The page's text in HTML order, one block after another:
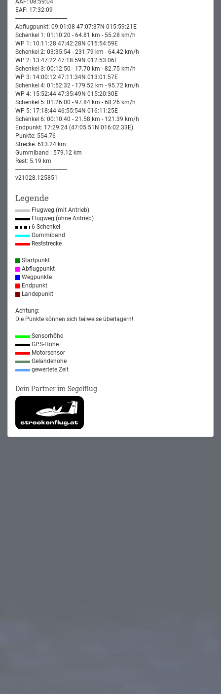
AAF: 08:59:04
EAF: 17:32:09
-----------------------------------
Abflugpunkt: 09:01:08 47:07:37N 015:59:21E
Schenkel 1: 01:10:20 - 64.81 km - 55.28 km/h
WP 1: 10:11:28 47:42:28N 015:54:59E
Schenkel 2: 03:35:54 - 231.79 km - 64.42 km/h
WP 2: 13:47:22 47:18:59N 012:53:06E
Schenkel 3: 00:12:50 - 17.70 km - 82.75 km/h
WP 3: 14:00:12 47:11:34N 013:01:57E
Schenkel 4: 01:52:32 - 179.52 km - 95.72 km/h
WP 4: 15:52:44 47:35:49N 015:20:30E
Schenkel 5: 01:26:00 - 97.84 km - 68.26 km/h
WP 5: 17:18:44 46:55:54N 016:11:25E
Schenkel 6: 00:10:40 - 21.58 km - 121.39 km/h
Endpunkt: 17:29:24 (47:05:51N 016:02:33E)
Punkte: 554.76
Strecke: 613.24 km
Gummiband : 579.12 km
Rest: 5.19 km
-----------------------------------
v21028.125851
Legende
Flugweg (mit Antrieb)
Flugweg (ohne Antrieb)
6 Schenkel
Gummiband
Reststrecke
Startpunkt
Abflugpunkt
Wegpunkte
Endpunkt
Landepunkt
Achtung:
Die Punkte können sich teilweise überlagern!
Sensorhöhe
GPS-Höhe
Motorsensor
Geländehöhe
gewertete Zeit
Dein Partner im Segelflug